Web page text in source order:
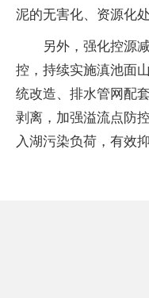
泥的无害化、资源化处
另外，强化控源
控，持续实施滇池面
统改造、排水管网配
剥离，加强溢流点防
入湖污染负荷，有效